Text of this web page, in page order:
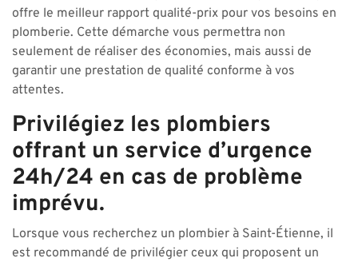
offre le meilleur rapport qualité-prix pour vos besoins en
plomberie. Cette démarche vous permettra non
seulement de réaliser des économies, mais aussi de
garantir une prestation de qualité conforme à vos
attentes.
Privilégiez les plombiers
offrant un service d’urgence
24h/24 en cas de problème
imprévu.
Lorsque vous recherchez un plombier à Saint-Étienne, il
est recommandé de privilégier ceux qui proposent un